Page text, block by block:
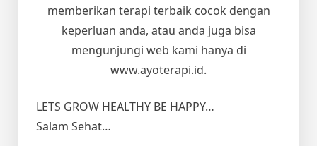
memberikan terapi terbaik cocok dengan
keperluan anda, atau anda juga bisa
mengunjungi web kami hanya di
www.ayoterapi.id.
LETS GROW HEALTHY BE HAPPY…
Salam Sehat…